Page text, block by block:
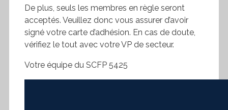
De plus, seuls les membres en règle seront
acceptés. Veuillez donc vous assurer d’avoir
signé votre carte d’adhésion. En cas de doute,
vérifiez le tout avec votre VP de secteur.
Votre équipe du SCFP 5425